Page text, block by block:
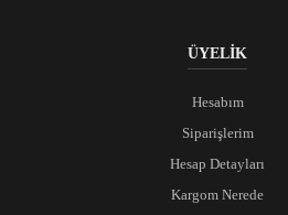
ÜYELİK
Hesabım
Siparişlerim
Hesap Detayları
Kargom Nerede